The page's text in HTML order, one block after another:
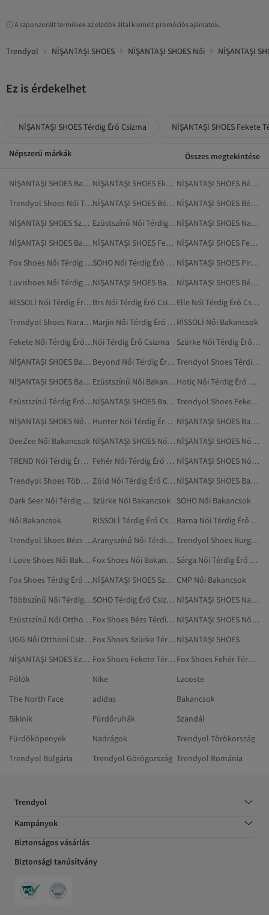
A szponzorált termékek az eladók által kiemelt promóciós ajánlatok.
Trendyol NİŞANTAŞI SHOES NİŞANTAŞI SHOES Női NİŞANTAŞI
Ez is érdekelhet
NİŞANTAŞI SHOES Térdig Érő Csizma NİŞANTAŞI SHOES Fekete
Népszerű márkák Összes megtekintése
NİŞANTAŞI SHOES Bakancsok NİŞANTAŞI SHOES Ekrü Bakancsok
NİŞANTAŞI SHOES Bézs Otthoni Csizmák, Papucsok
Trendyol Shoes Női Térdig Érő Csizma
NİŞANTAŞI SHOES Bézs Bakancsok
NİŞANTAŞI SHOES Bézs Házipapucsok
NİŞANTAŞI SHOES Szandálok És Papucsok
Ezüstszínű Női Térdig Érő Csizma
NİŞANTAŞI SHOES Narancs Szandálok És Papucsok
NİŞANTAŞI SHOES Barna Szandálok És Papucsok
NİŞANTAŞI SHOES Fehér Szandálok És Papucsok
NİŞANTAŞI SHOES Fekete Szandálok És Papucsok
Fox Shoes Női Térdig Érő Csizma
SOHO Női Térdig Érő Csizma
NİŞANTAŞI SHOES Piros Szandálok És Papucsok
Luvishoes Női Térdig Érő Csizma
NİŞANTAŞI SHOES Barna Cipő
NİŞANTAŞI SHOES Bézs Szandálok És Papucsok
RİSSOLİ Női Térdig Érő Csizma
Brs Női Térdig Érő Csizma
Elle Női Térdig Érő Csizma
Trendyol Shoes Narancs Térdig Érő Csizma
Marjin Női Térdig Érő Csizma RİSSOLİ Női Bakancsok
Fekete Női Térdig Érő CsizmaNői Térdig Érő Csizma
Szürke Női Térdig Érő Csizma
NİŞANTAŞI SHOES Barna Cipők
Beyond Női Térdig Érő Csizma
Trendyol Shoes Térdig Érő Csizma
NİŞANTAŞI SHOES Barna Edzőcipők
Ezüstszínű Női Bakancsok
Hotiç Női Térdig Érő Csizma
Ezüstszínű Térdig Érő Csizma
NİŞANTAŞI SHOES Barna Magas Sarkú Cipő
Trendyol Shoes Fekete Térdig Érő Csizma
NİŞANTAŞI SHOES Női Szandál
Hunter Női Térdig Érő Csizma
NİŞANTAŞI SHOES Barna Edzőcipő
DeeZee Női Bakancsok
NİŞANTAŞI SHOES Női Edzőcipők
NİŞANTAŞI SHOES Női Edzőcipő
TREND Női Térdig Érő Csizma
Fehér Női Térdig Érő Csizma
NİŞANTAŞI SHOES Női Cipő
Trendyol Shoes Többszínű Térdig Érő Csizma
Zöld Női Térdig Érő Csizma
NİŞANTAŞI SHOES Barna Mule
Dark Seer Női Térdig Érő Csizma Szürke Női Bakancsok
SOHO Női Bakancsok
Női Bakancsok
RİSSOLİ Térdig Érő Csizma
Barna Női Térdig Érő Csizma
Trendyol Shoes Bézs Térdig Érő Csizma
Aranyszínű Női Térdig Érő Csizma
Trendyol Shoes Burgundi Térdig Érő Csizma
I Love Shoes Női Bakancsok
Fox Shoes Női Bakancsok
Sárga Női Térdig Érő Csizma
Fox Shoes Térdig Érő Csizma
NİŞANTAŞI SHOES Szürke Cipő CMP Női Bakancsok
Többszínű Női Térdig Érő Csizma
SOHO Térdig Érő Csizma
NİŞANTAŞI SHOES Narancs Szandál
Ezüstszínű Női Otthoni Csizmák, Papucsok
Fox Shoes Bézs Térdig Érő Csizma
NİŞANTAŞI SHOES Női Cipők
UGG Női Otthoni Csizmák, Papucsok
Fox Shoes Szürke Térdig Érő Csizma NİŞANTAŞI SHOES
NİŞANTAŞI SHOES Ezüstszínű Cipő
Fox Shoes Fekete Térdig Érő Csizma
Fox Shoes Fehér Térdig Érő Csizma
Pólók
Nike
Lacoste
The North Face
adidas
Bakancsok
Bikinik
Fürdőruhák
Szandál
Fürdőköpenyek
Nadrágok
Trendyol Törökország
Trendyol Bulgária
Trendyol Görögország Trendyol Románia
Trendyol
Kampányok
Biztonságos vásárlás
Biztonsági tanúsítvány